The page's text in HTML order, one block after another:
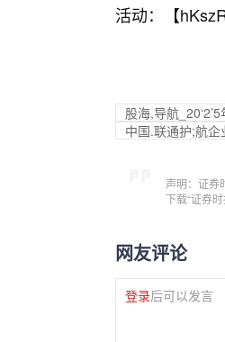
活动：【
股海,导航
中国.联通护;航企
声明：证券
下载“证券
网友评论
登录后可以发言